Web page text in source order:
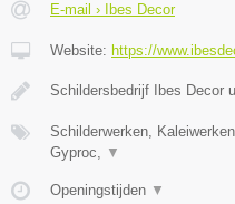
E-mail › Ibes Decor
Website: https://
Schildersbedrijf Ibes Decor
Schilderwerken,
Gyproc, ▼
Openingstijden ▼